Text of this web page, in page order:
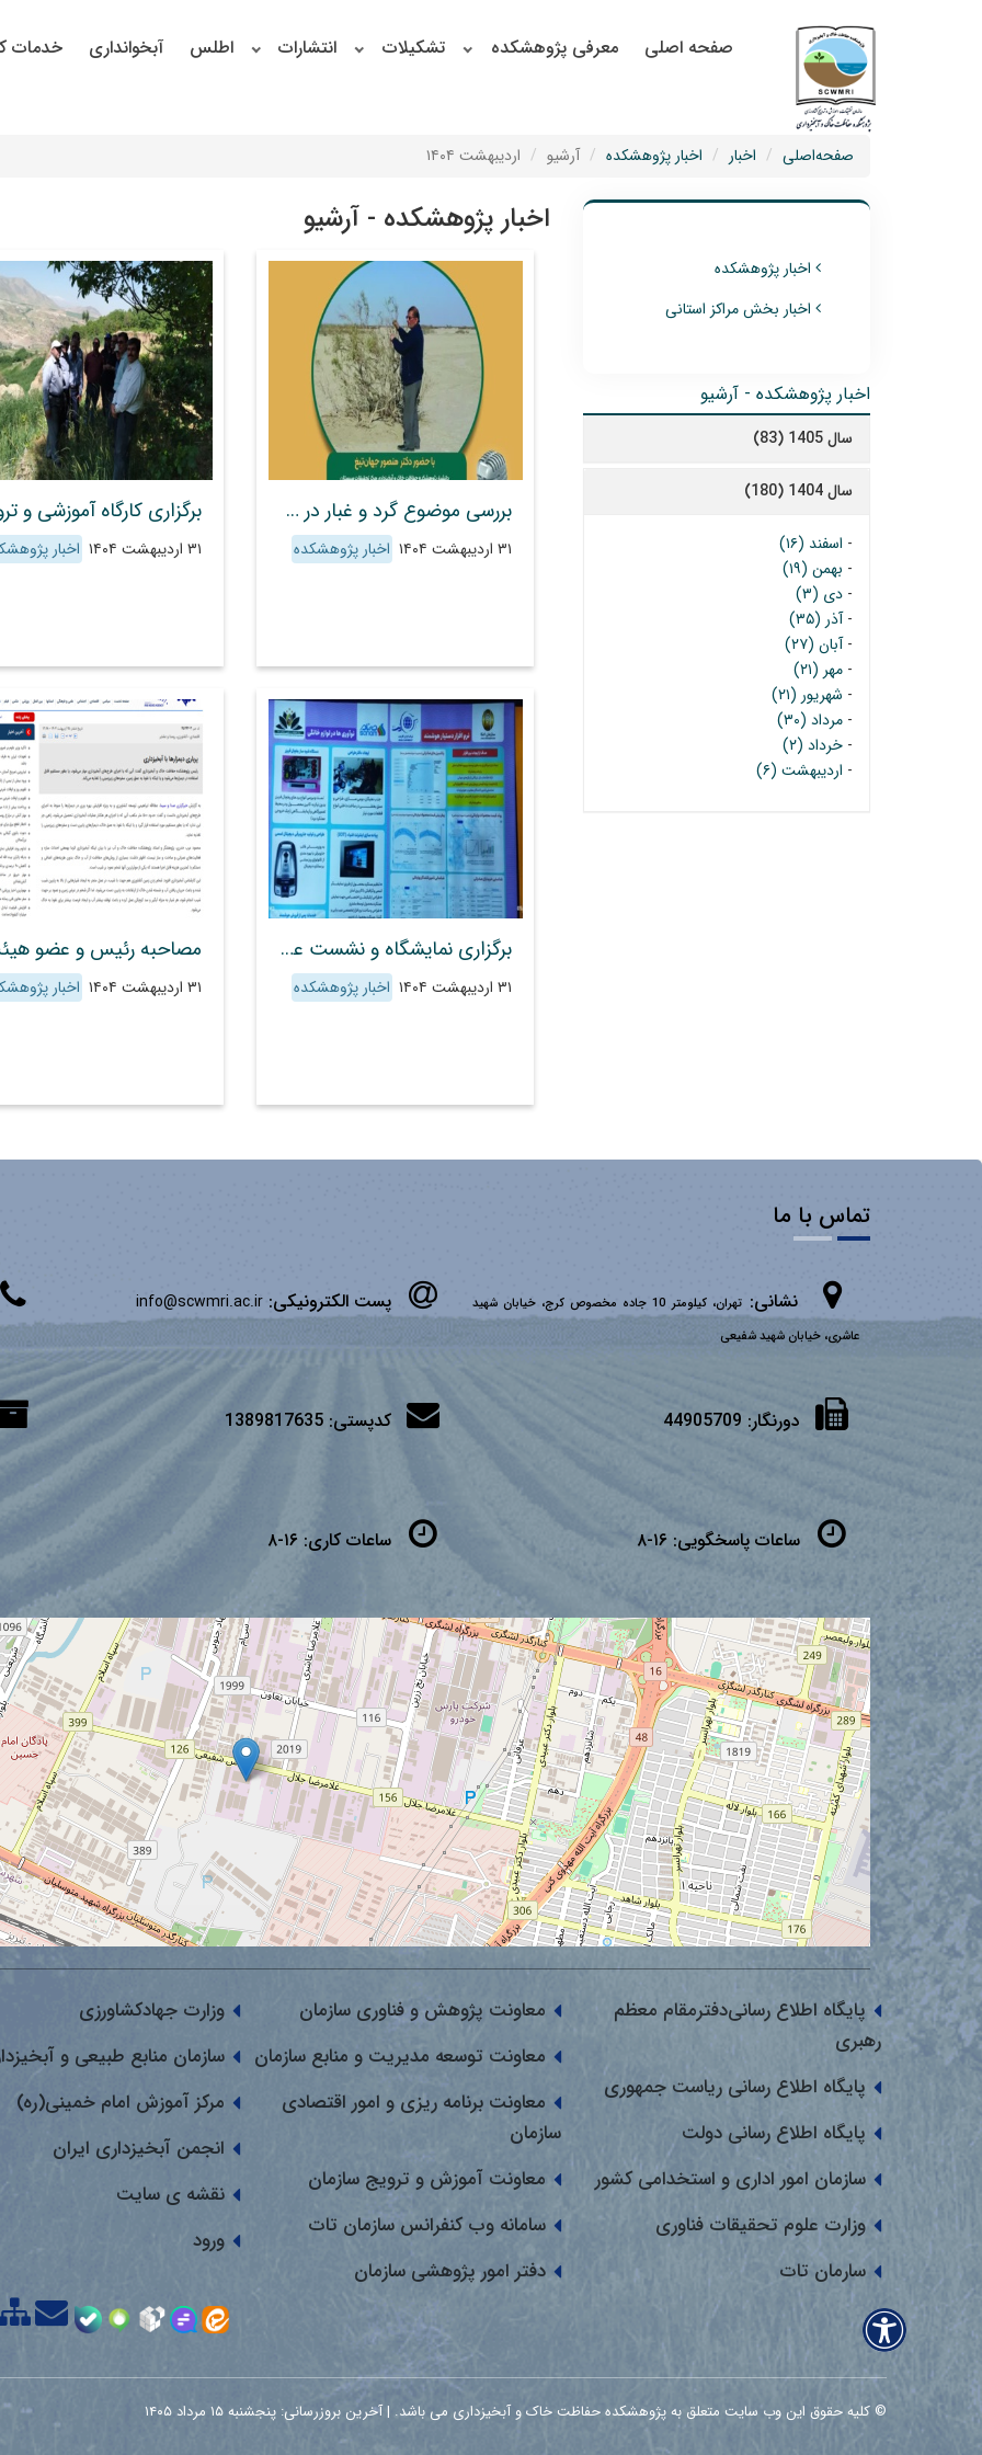
صفحه اصلی معرفی پژوهشکده تشکیلات انتشارات اطلس آبخوانداری خدمات
صفحه‌اصلی اخبار اخبار پژوهشکده آرشیو اردیبهشت ۱۴۰۴
اخبار پژوهشکده - آرشیو
بررسی موضوع گرد و غبار در سیستان با حضور دکتر منصور جهان تیغ در برنامه رادیو اقتصاد
۳۱ اردیبهشت ۱۴۰۴ اخبار پژوهشکده ۳۱ اردیبهشت ۱۴۰۴ اخبار
برگزاری نمایشگاه و نشست علمی با حضور مرکز تحقیقات اتکا
۳۱ اردیبهشت ۱۴۰۴ اخبار پژوهشکده ۳۱ اردیبهشت ۱۴۰۴ اخبار
اخبار پژوهشکده
اخبار بخش مراکز استانی
اخبار پژوهشکده - آرشیو
سال 1405 (83)
سال 1404 (180)
- اسفند (۱۶)
- بهمن (۱۹)
- دی (۳)
-آذر (۳۵)
-آبان (۲۷)
- مهر (۲۱)
- شهریور (۲۱)
- مرداد (۳۰)
- خرداد (۲)
- اردیبهشت (۶)
تماس با ما
نشانی:
تهران، کیلومتر 10 جاده مخصوص کرج، خیابان شهید
عاشری، خیابان شهید شفیعی
پست الکترونیکی:info@scwmri.ac.ir
دورنگار: 44905709 کدپستی:1389817635
ساعات پاسخگویی: ۱۶-۸ ساعات کاری: ۱۶-۸
پایگاه اطلاع رسانی‌دفترمقام معظم
رهبری
پایگاه اطلاع رسانی ریاست جمهوری
پایگاه اطلاع رسانی دولت
سازمان امور اداری و استخدامی کشور
وزارت علوم تحقیقات فناوری
سارمان تات
معاونت پژوهش و فناوری سازمان
معاونت توسعه مدیریت و منابع سازمان
معاونت برنامه ریزی و امور اقتصادی
سازمان
معاونت آموزش و ترویج سازمان
سامانه وب کنفرانس سازمان تات
دفتر امور پژوهشی سازمان
وزارت جهادکشاورزی
سازمان منابع طبیعی و
مرکز آموزش امام خمینی(ره)
انجمن آبخیزداری ایران
نقشه ی سایت
ورود
© کلیه حقوق این وب سایت متعلق به پژوهشکده حفاظت خاک و آبخیزداری می باشد. | آخرین بروزرسانی: پنجشنبه ۱۵ مرداد ۱۴۰۵